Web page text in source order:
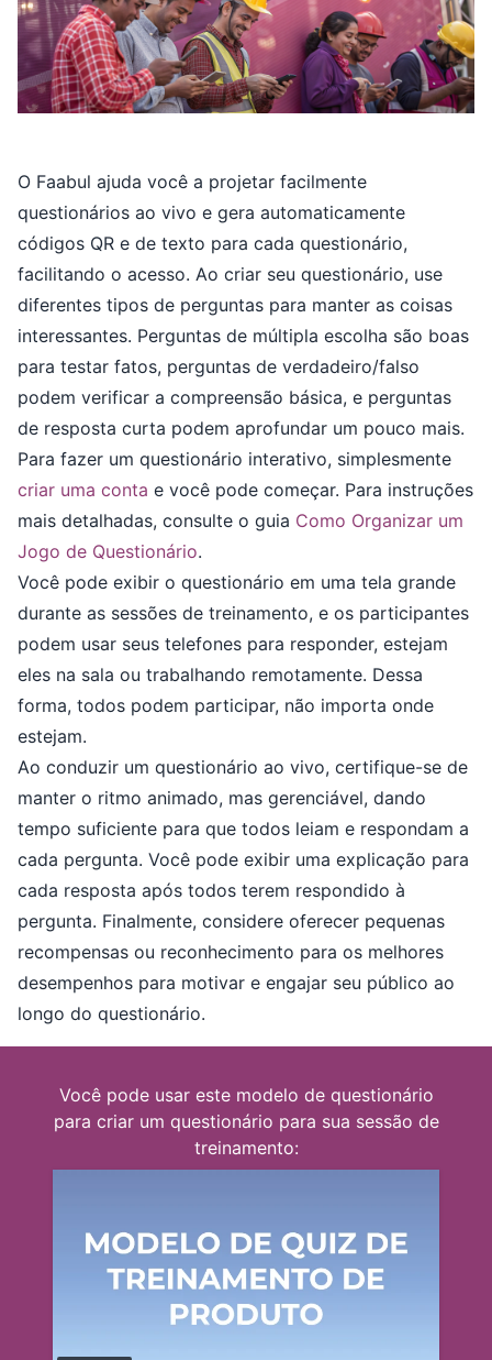
O Faabul ajuda você a projetar facilmente
questionários ao vivo e gera automaticamente
códigos QR e de texto para cada questionário,
facilitando o acesso. Ao criar seu questionário, use
diferentes tipos de perguntas para manter as coisas
interessantes. Perguntas de múltipla escolha são boas
para testar fatos, perguntas de verdadeiro/falso
podem verificar a compreensão básica, e perguntas
de resposta curta podem aprofundar um pouco mais.
Para fazer um questionário interativo, simplesmente
criar uma conta e você pode começar. Para instruções
mais detalhadas, consulte o guia Como Organizar um
Jogo de Questionário.
Você pode exibir o questionário em uma tela grande
durante as sessões de treinamento, e os participantes
podem usar seus telefones para responder, estejam
eles na sala ou trabalhando remotamente. Dessa
forma, todos podem participar, não importa onde
estejam.
Ao conduzir um questionário ao vivo, certifique-se de
manter o ritmo animado, mas gerenciável, dando
tempo suficiente para que todos leiam e respondam a
cada pergunta. Você pode exibir uma explicação para
cada resposta após todos terem respondido à
pergunta. Finalmente, considere oferecer pequenas
recompensas ou reconhecimento para os melhores
desempenhos para motivar e engajar seu público ao
longo do questionário.
Você pode usar este modelo de questionário
para criar um questionário para sua sessão de
treinamento: